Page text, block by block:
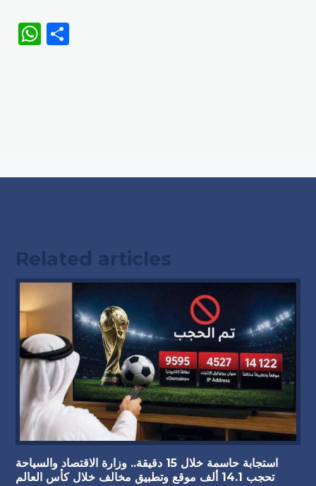
WhatsApp
Related articles
استجابة حاسمة خلال 15 دقيقة.. وزارة الاقتصاد والسياحة
تحجب 14.1 ألف موقع وتطبيق مخالف خلال كأس العالم